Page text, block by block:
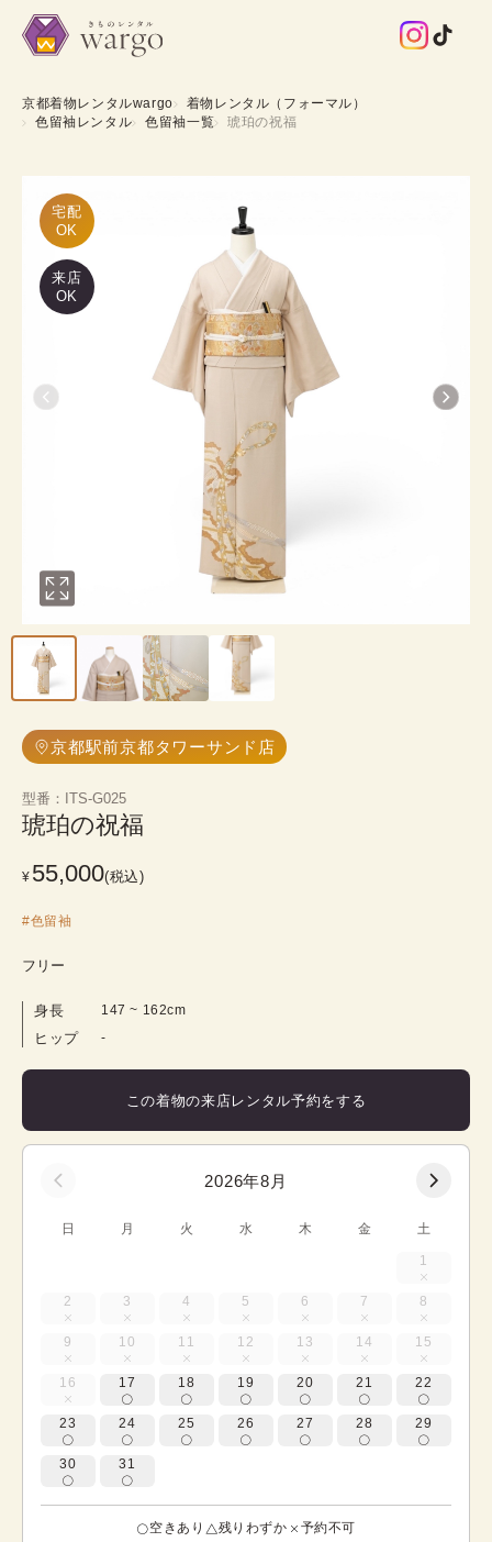
京都着物レンタルwargo
着物レンタル（フォーマル）
色留袖レンタル
色留袖一覧 琥珀の祝福
宅配
OK
来店
OK
京都駅前京都タワーサンド店
型番 ： ITS-G025
琥珀の祝福
¥ 55,000(税込)
#色留袖
フリー
身長 147 ~ 162cm
ヒップ -
この着物の来店レンタル予約をする
2026年8月
日 月 火 水 木 金 土
1
2 3 4 5 6 7 8
9 10 11 12 13 14 15
16 17 18 19 20 21 22
23 24 25 26 27 28 29
30 31
空きあり 残りわずか 予約不可